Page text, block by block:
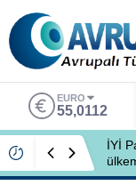
ALTIN
6.519,97
İYİ